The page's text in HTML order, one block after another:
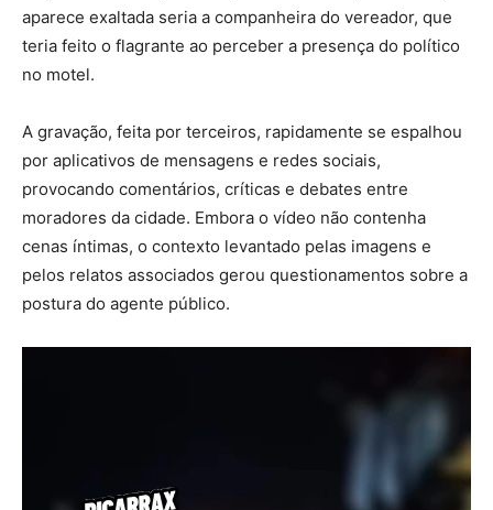
aparece exaltada seria a companheira do vereador, que
teria feito o flagrante ao perceber a presença do político
no motel.
A gravação, feita por terceiros, rapidamente se espalhou
por aplicativos de mensagens e redes sociais,
provocando comentários, críticas e debates entre
moradores da cidade. Embora o vídeo não contenha
cenas íntimas, o contexto levantado pelas imagens e
pelos relatos associados gerou questionamentos sobre a
postura do agente público.